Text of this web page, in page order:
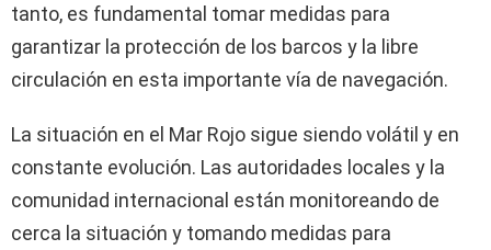
tanto, es fundamental tomar medidas para
garantizar la protección de los barcos y la libre
circulación en esta importante vía de navegación.
La situación en el Mar Rojo sigue siendo volátil y en
constante evolución. Las autoridades locales y la
comunidad internacional están monitoreando de
cerca la situación y tomando medidas para